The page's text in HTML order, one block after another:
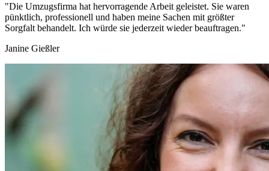
"Die Umzugsfirma hat hervorragende Arbeit geleistet. Sie waren
pünktlich, professionell und haben meine Sachen mit größter
Sorgfalt behandelt. Ich würde sie jederzeit wieder beauftragen."
Janine Gießler